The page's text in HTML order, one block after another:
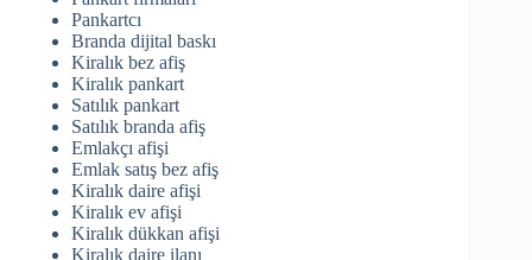
Pankartcı
Branda dijital baskı
Kiralık bez afiş
Kiralık pankart
Satılık pankart
Satılık branda afiş
Emlakçı afişi
Emlak satış bez afiş
Kiralık daire afişi
Kiralık ev afişi
Kiralık dükkan afişi
Kiralık daire ilanı